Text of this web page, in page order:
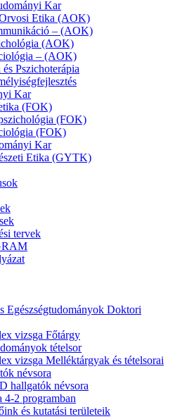
Kar
Etika (AOK)
– (AOK)
(AOK)
– (AOK)
Pszichoterápia
Kar
(FOK)
(FOK)
(FOK)
Kar
Etika (GYTK)
tervek
Egészségtudományok Doktori
vizsga Főtárgy
tételsor
vizsga Melléktárgyak és tételsorai
névsora
hallgatók névsora
4-2 programban
és kutatási területeik